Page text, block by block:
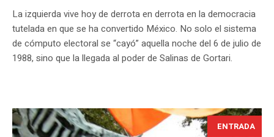
La izquierda vive hoy de derrota en derrota en la democracia
tutelada en que se ha convertido México. No solo el sistema
de cómputo electoral se “cayó” aquella noche del 6 de julio de
1988, sino que la llegada al poder de Salinas de Gortari.
ENTRADA